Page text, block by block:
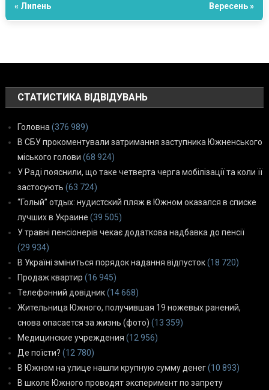
« Липень Вересень »
СТАТИСТИКА ВІДВІДУВАНЬ
Головна (376 989)
В СБУ прокоментували затримання заступника Южненського
міського голови (68 924)
У Раді пояснили, що таке четверта черга мобілізації та коли її
застосують (63 724)
“Голый” отдых: нудистский пляж в Южном оказался в списке
лучших в Украине (39 505)
У травні пенсіонерів чекає додаткова надбавка до пенсії
(29 934)
В Україні зміниться порядок надання відпусток(18 720)
Продаж квартир (16 945)
Телефонний довідник(14 668)
Жительница Южного, получившая 19 ножевых ранений,
снова опасается за жизнь (фото) (13 359)
Медицинские учреждения (12 956)
Де поїсти? (12 780)
В Южном на улице нашли крупную сумму денег(10 893)
В школе Южного проводят эксперимент по запрету